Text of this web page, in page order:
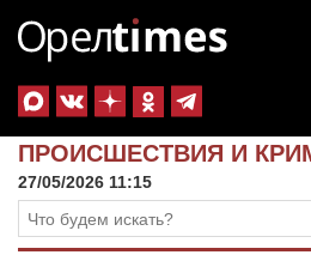
ПРОИСШЕСТВИЯ И
27/05/2026 11:15